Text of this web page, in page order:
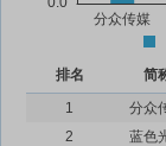
排名 简
1
分众
2
蓝色